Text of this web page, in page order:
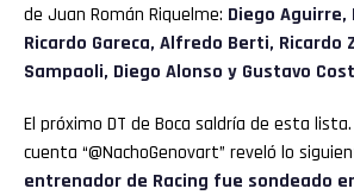
de Juan Román Riquelme: Diego Aguirre,
Ricardo Gareca, Alfredo Berti, Ricardo
Sampaoli, Diego Alonso y Gustavo
El próximo DT de Boca saldría de esta
cuenta “@NachoGenovart” reveló lo
entrenador de Racing fue sondeado